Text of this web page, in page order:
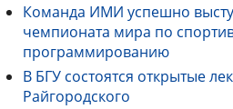
Команда ИМИ успешно
чемпионата мира по
программированию
В БГУ состоятся открытые
Райгородского